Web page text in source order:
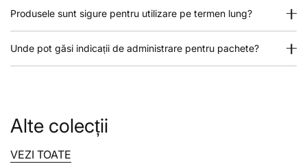
Produsele sunt sigure pentru utilizare pe termen lung?
Unde pot găsi indicații de administrare pentru pachete?
Alte colecții
VEZI TOATE